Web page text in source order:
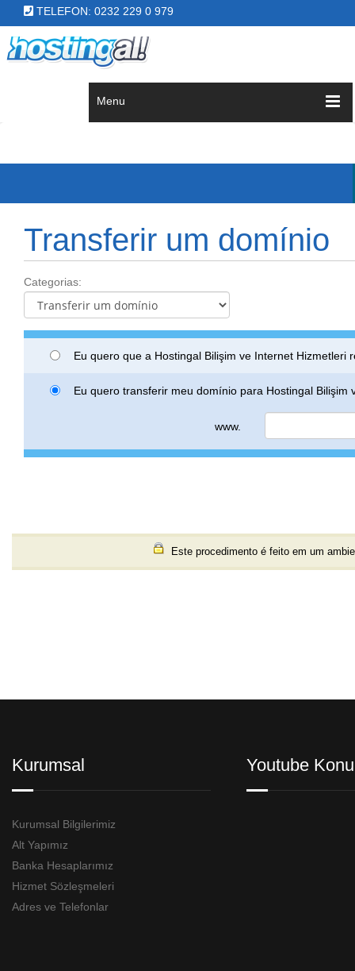
TELEFON: 0232 229 0 979
Menu
Transferir um domínio
Categorias:
Eu quero que a Hostingal Bilişim ve Internet Hizmetleri
Eu quero transferir meu domínio para Hostingal Bilişim
www.
Este procedimento é feito em um
Kurumsal
Kurumsal Bilgilerimiz
Alt Yapımız
Banka Hesaplarımız
Hizmet Sözleşmeleri
Adres ve Telefonlar
Youtube